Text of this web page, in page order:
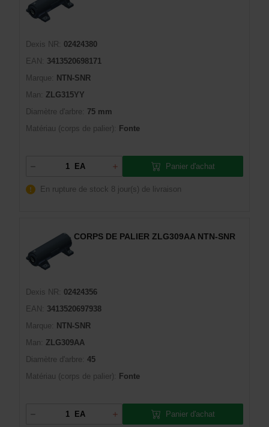
Dexis NR:
02424380
EAN:
3413520698171
Marque:
NTN-SNR
Man: ZLG315YY
Diamètre d'arbre:
75 mm
Matériau (corps de palier):
Fonte
EA Panier d'achat
En rupture de stock 8 jour(s) de livraison
CORPS DE PALIER ZLG309AA NTN-SNR
Dexis NR:
02424356
EAN:
3413520697938
Marque:
NTN-SNR
Man: ZLG309AA
Diamètre d'arbre: 45
Matériau (corps de palier):
Fonte
EA Panier d'achat